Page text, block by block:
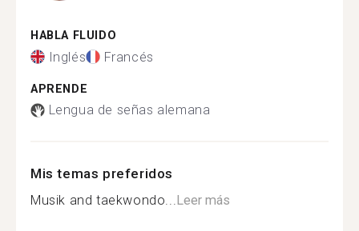
HABLA FLUIDO
Inglés Francés
APRENDE
Lengua de señas alemana
Mis temas preferidos
Musik and taekwondo...Leer más